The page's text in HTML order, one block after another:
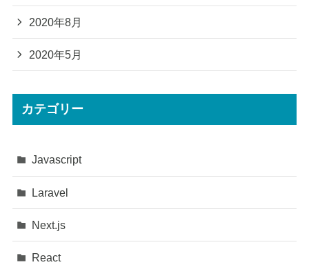
2020年8月
2020年5月
カテゴリー
Javascript
Laravel
Next.js
React